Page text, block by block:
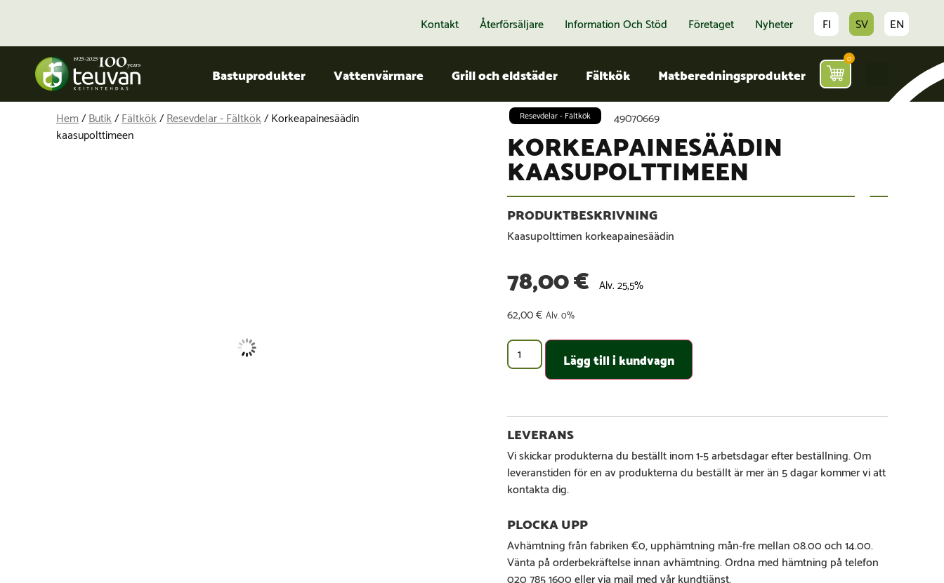
Kontakt Återförsäljare Information Och Stöd Företaget Nyheter FI SV EN
Bastuprodukter Vattenvärmare Grill och eldstäder Fältkök Matberedningsprodukter
0
Hem/Butik/Fältkök/Resevdelar - Fältkök/ Korkeapainesäädin
kaasupolttimeen
49070669
Resevdelar - Fältkök
KORKEAPAINESÄÄDIN
KAASUPOLTTIMEEN
Kaasupolttimen korkeapainesäädin
78,00€ Alv. 25,5%
62,00€ Alv. 0%
Lägg till i kundvagn
Vi skickar produkterna du beställt inom 1-5 arbetsdagar efter beställning. Om
leveranstiden för en av produkterna du beställt är mer än 5 dagar kommer vi att
kontakta dig.
Avhämtning från fabriken €0, upphämtning mån-fre mellan 08.00 och 14.00.
Vänta på orderbekräftelse innan avhämtning. Ordna med hämtning på telefon
020 785 1600 eller via mail med vår kundtjänst.